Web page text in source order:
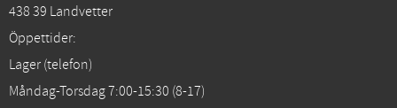
438 39 Landvetter
Öppettider:
Lager (telefon)
Måndag-Torsdag 7:00-15:30 (8-17)